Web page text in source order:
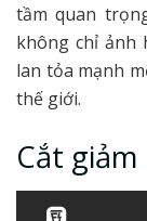
tầm quan
không chỉ ảnh
lan tỏa mạnh
thế giới.
Cắt giảm